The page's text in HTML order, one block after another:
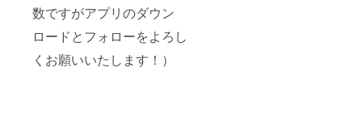
数ですがアプリのダウン
ロードとフォローをよろし
くお願いいたします！）